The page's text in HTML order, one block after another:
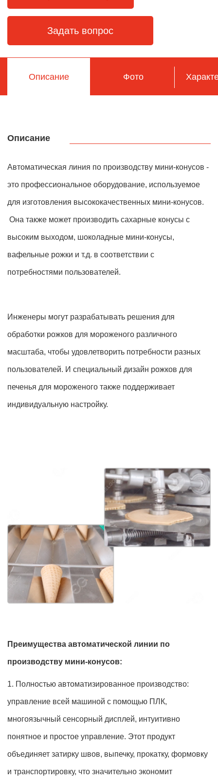
Задать вопрос
Описание Фото
Описание
Автоматическая линия по производству мини-конусов -
это профессиональное оборудование, используемое
для изготовления высококачественных мини-конусов.
Она также может производить сахарные конусы с
высоким выходом, шоколадные мини-конусы,
вафельные рожки и т.д. в соответствии с
потребностями пользователей.
Инженеры могут разрабатывать решения для
обработки рожков для мороженого различного
масштаба, чтобы удовлетворить потребности разных
пользователей. И специальный дизайн рожков для
печенья для мороженого также поддерживает
индивидуальную настройку.
Преимущества автоматической линии по
производству мини-конусов:
1. Полностью автоматизированное производство:
управление всей машиной с помощью ПЛК,
многоязычный сенсорный дисплей, интуитивно
понятное и простое управление. Этот продукт
объединяет затирку швов, выпечку, прокатку, формовку
и транспортировку, что значительно экономит